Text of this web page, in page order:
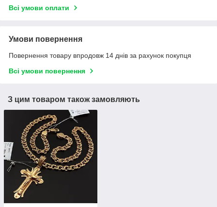
Всі умови оплати
Умови повернення
Повернення товару впродовж 14 днів за рахунок покупця
Всі умови повернення
З цим товаром також замовляють